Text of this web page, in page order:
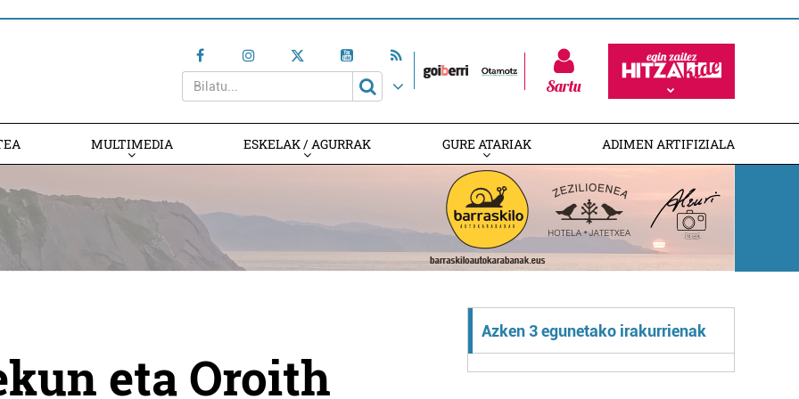
Sartu
MULTIMEDIA ESKELAK / AGURRAK GURE ATARIAK ADIMEN ARTIFIZIALA
eta Oroith
Azken 3 egunetako irakurrienak